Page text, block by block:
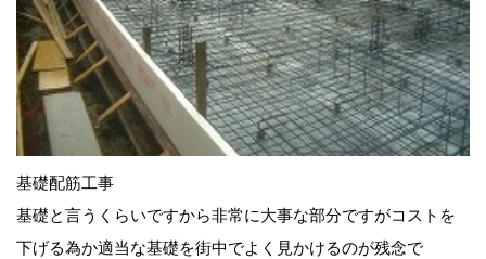
基礎配筋工事
基礎と言うくらいですから非常に大事な部分ですがコストを
下げる為か適当な基礎を街中でよく見かけるのが残念で